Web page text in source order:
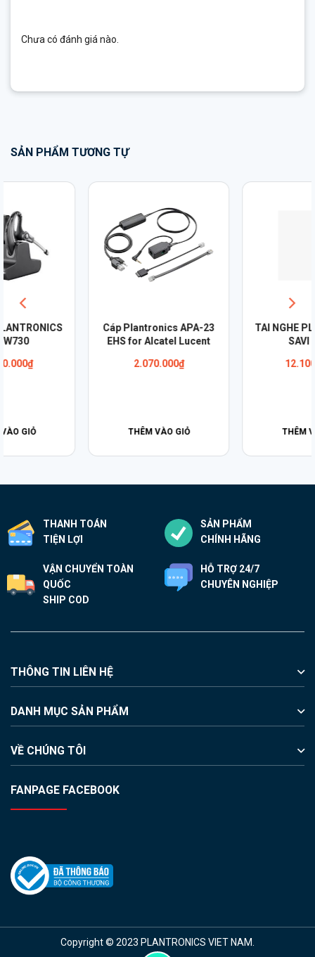
Chưa có đánh giá nào.
SẢN PHẨM TƯƠNG TỰ
TAI NGHE PLANTRONICS
SAVI W745
THÊM VÀO GIỎ
Loa Bluetooth
Calisto 5300 USB-A/USB-
THÊM VÀO GIỎ
THANH TOÁN
TIỆN LỢI
SẢN PHẨM
CHÍNH HÃNG
VẬN CHUYỂN TOÀN
QUỐC
SHIP COD
HỖ TRỢ 24/7
CHUYÊN NGHIỆP
THÔNG TIN LIÊN HỆ
DANH MỤC SẢN PHẨM
VỀ CHÚNG TÔI
FANPAGE FACEBOOK
Copyright © 2023 PLANTRONICS VIET NAM.